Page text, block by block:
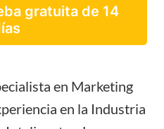
gratuita de 14
en Marketing
en la Industria